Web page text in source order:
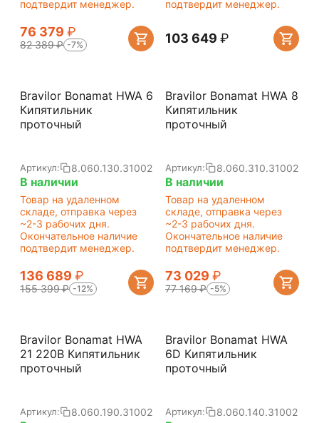
подтвердит менеджер.
76 379 ₽
82 389₽ -7%
подтвердит менеджер.
103 649 ₽
Bravilor Bonamat HWA 6
Кипятильник
проточный
Артикул: 8.060.130.31002
В наличии
Товар на удаленном
складе, отправка через
~2-3 рабочих дня.
Окончательное наличие
подтвердит менеджер.
136 689 ₽
155 399₽ -12%
Bravilor Bonamat HWA 8
Кипятильник
проточный
Артикул: 8.060.310.31002
В наличии
Товар на удаленном
складе, отправка через
~2-3 рабочих дня.
Окончательное наличие
подтвердит менеджер.
73 029 ₽
77 169₽ -5%
Bravilor Bonamat HWA
21 220В Кипятильник
проточный
Артикул: 8.060.190.31002
Bravilor Bonamat HWA
6D Кипятильник
проточный
Артикул: 8.060.140.31002